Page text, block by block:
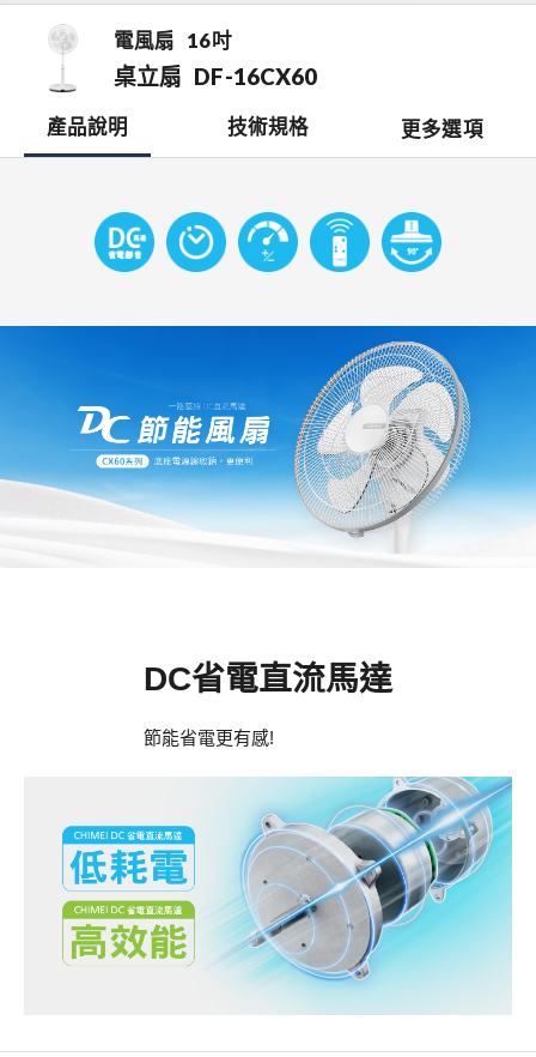
電風扇 16吋
桌立扇 DF-16CX60
產品說明 技術規格 更多選項
DC省電直流馬達
節能省電更有感!